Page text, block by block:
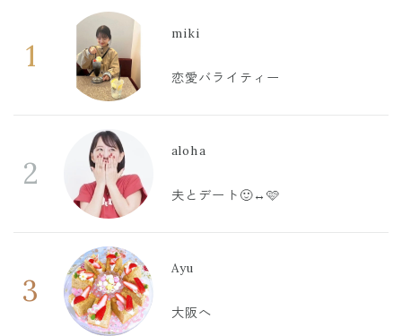
1
miki
恋愛バライティー
2
aloha
夫とデート🙂‍↔️🩷
3
Ayu
大阪へ